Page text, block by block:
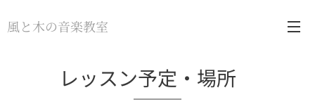
風と木の音楽教室
レッスン予定・場所